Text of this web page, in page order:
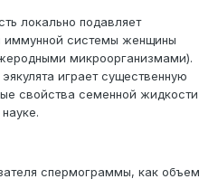
локально подавляет
иммунной системы женщины
микроорганизмами).
играет существенную
свойства семенной жидкости
спермограммы, как объем